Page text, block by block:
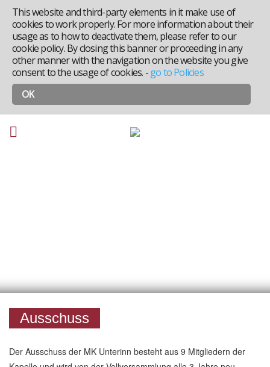
This website and third-party elements in it make use of
cookies to work properly. For more information about their
usage as to how to deactivate them, please refer to our
cookie policy. By closing this banner or proceeding in any
other manner with the navigation on the website you give
consent to the usage of cookies. -go to Policies
OK
Ausschuss
Der Ausschuss der MK Unterinn besteht aus 9 Mitgliedern der